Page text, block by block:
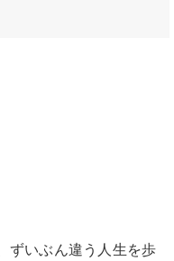
ずいぶん違う人生を歩